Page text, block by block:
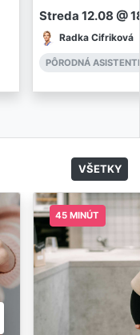
Streda 12.08 @
Radka Cifriková
PÔRODNÁ
VŠETKY
45 MINÚT